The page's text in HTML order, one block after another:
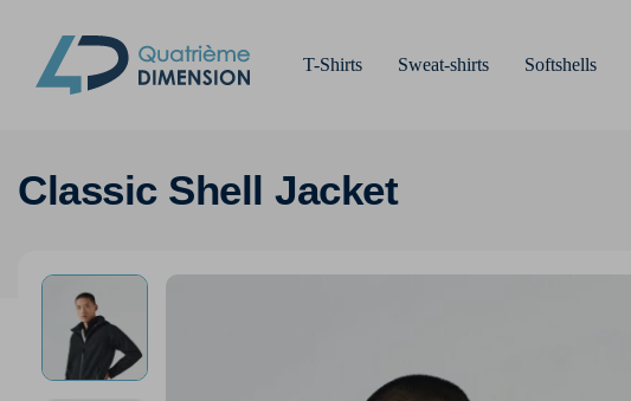
T-Shirts Sweat-shirts Softshells
Classic Shell Jacket